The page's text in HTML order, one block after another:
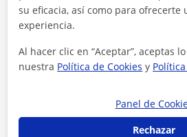
su eficacia, así como para ofrecerte
experiencia.
Al hacer clic en “Aceptar”, aceptas
nuestra Política de Cookies y
Panel de
Rechazar